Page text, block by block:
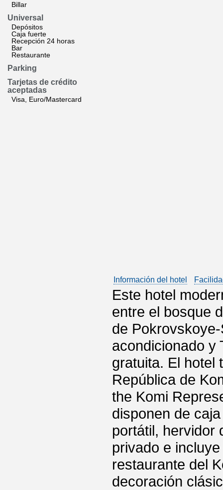
Billar
Universal
Depósitos
Caja fuerte
Recepción 24 horas
Bar
Restaurante
Parking
Tarjetas de crédito
aceptadas
Visa, Euro/Mastercard
Información del hotel
Este hotel
entre el bosque
de
acondicionado y
gratuita. El hotel
República de
the Komi
disponen de
portátil, hervidor
privado e
restaurante del
decoración